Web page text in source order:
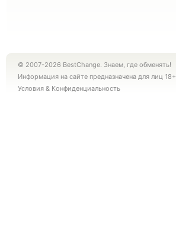
© 2007-2026 BestChange. Знаем, где обменять!
Информация на сайте предназначена для лиц 18+
Условия & Конфиденциальность